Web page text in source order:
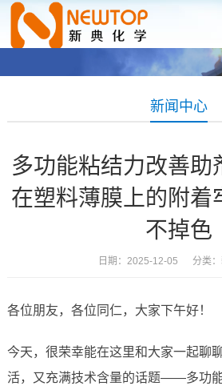
新闻中心
多功能粘结力改善助
在塑料薄膜上的附着
不掉色
日期：2025-12-05 分类：
各位朋友，各位同仁，大家下午好！
今天，很荣幸能在这里和大家一起聊
活，又充满技术含量的话题——多功